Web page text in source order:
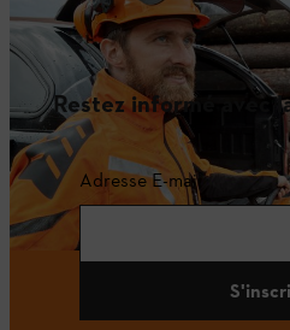
Restez informé avec
Adresse E-mail